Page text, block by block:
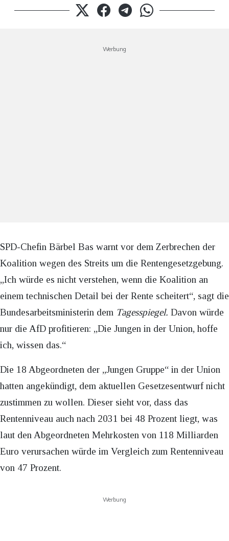
Werbung
SPD-Chefin Bärbel Bas warnt vor dem Zerbrechen der
Koalition wegen des Streits um die Rentengesetzgebung.
„Ich würde es nicht verstehen, wenn die Koalition an
einem technischen Detail bei der Rente scheitert“, sagt die
Bundesarbeitsministerin dem Tagesspiegel. Davon würde
nur die AfD profitieren: „Die Jungen in der Union, hoffe
ich, wissen das.“
Die 18 Abgeordneten der „Jungen Gruppe“ in der Union
hatten angekündigt, dem aktuellen Gesetzesentwurf nicht
zustimmen zu wollen. Dieser sieht vor, dass das
Rentenniveau auch nach 2031 bei 48 Prozent liegt, was
laut den Abgeordneten Mehrkosten von 118 Milliarden
Euro verursachen würde im Vergleich zum Rentenniveau
von 47 Prozent.
Werbung